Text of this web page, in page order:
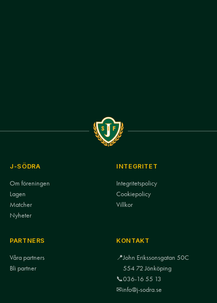
J-SÖDRA
Om föreningen
Lagen
Matcher
Nyheter
INTEGRITET
Integritetspolicy
Cookiepolicy
Villkor
PARTNERS
Våra partners
Bli partner
KONTAKT
📍John Erikssonsgatan 50C
554 72 Jönköping
📞036-16 55 13
✉info@j-sodra.se